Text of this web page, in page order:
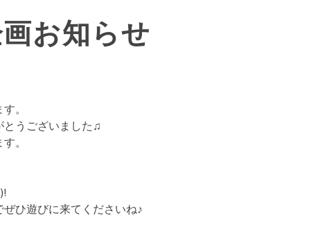
お知らせ
。
とうございました♫
。
ひ遊びに来てくださいね♪